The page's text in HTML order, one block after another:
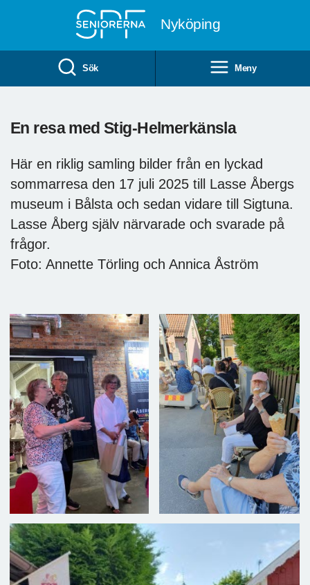
Nyköping
Sök Meny
En resa med Stig-Helmerkänsla
Här en riklig samling bilder från en lyckad
sommarresa den 17 juli 2025 till Lasse Åbergs
museum i Bålsta och sedan vidare till Sigtuna.
Lasse Åberg själv närvarade och svarade på
frågor.
Foto: Annette Törling och Annica Åström